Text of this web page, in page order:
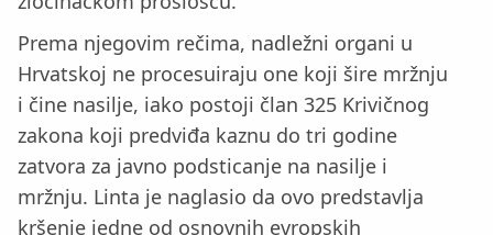
Prema njegovim rečima, nadležni organi u
Hrvatskoj ne procesuiraju one koji šire mržnju
i čine nasilje, iako postoji član 325 Krivičnog
zakona koji predviđa kaznu do tri godine
zatvora za javno podsticanje na nasilje i
mržnju. Linta je naglasio da ovo predstavlja
kršenje jedne od osnovnih evropskih